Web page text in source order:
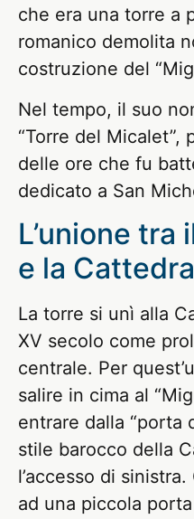
che era una torre a
romanico demolita
costruzione del
Nel tempo, il suo
“Torre del Micalet”,
delle ore che fu
dedicato a San
L’unione tra
e la
La torre si unì alla
XV secolo come
centrale. Per
salire in cima al
entrare dalla “porta
stile barocco della
l’accesso di
ad una piccola